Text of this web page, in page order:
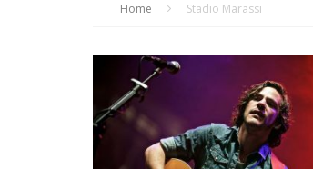
CONTRIBUTORS
Home Stadio Marassi